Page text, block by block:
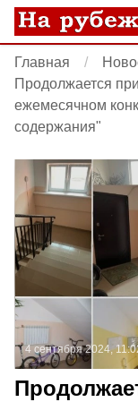
Главная
Продолжается
ежемесячном
содержания"
4 сентября 2024,